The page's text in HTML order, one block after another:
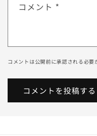
コメント *
コメントは公開前に承認される必要